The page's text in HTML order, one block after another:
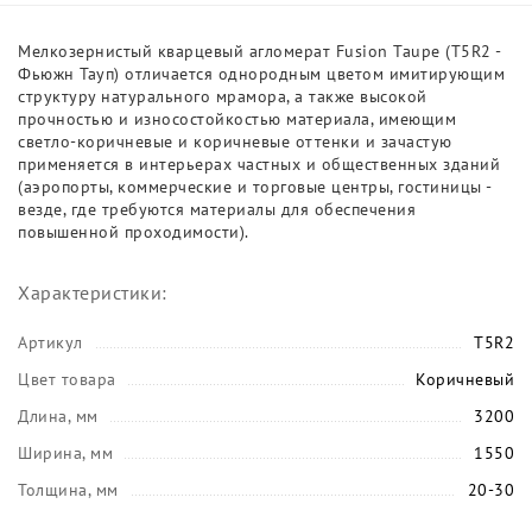
Мелкозернистый кварцевый агломерат Fusion Taupe (T5R2 -
Фьюжн Тауп) отличается однородным цветом имитирующим
структуру натурального мрамора, а также высокой
прочностью и износостойкостью материала, имеющим
светло-коричневые и коричневые оттенки и зачастую
применяется в интерьерах частных и общественных зданий
(аэропорты, коммерческие и торговые центры, гостиницы -
везде, где требуются материалы для обеспечения
повышенной проходимости).
Характеристики:
Артикул
T5R2
Цвет товара
Коричневый
Длина, мм
3200
Ширина, мм
1550
Толщина, мм
20-30